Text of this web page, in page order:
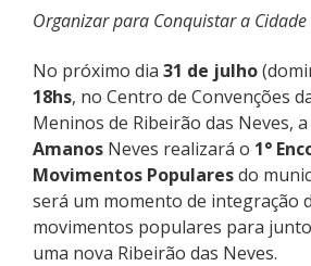
Organizar para Conquistar a
No próximo dia 31 de julho
18hs, no Centro de Convenções
Meninos de Ribeirão das Neves, a
Amanos Neves realizará o 1°
Movimentos Popularesdo
será um momento de integração
movimentos populares para
uma nova Ribeirão das Neves.